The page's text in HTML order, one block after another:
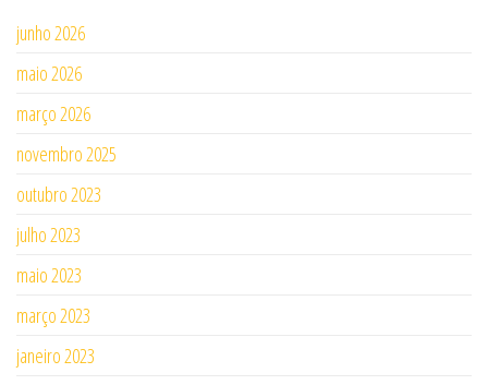
junho 2026
maio 2026
março 2026
novembro 2025
outubro 2023
julho 2023
maio 2023
março 2023
janeiro 2023